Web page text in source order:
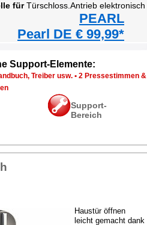
fürTürschloss.Antrieb elektronisch
PEARL
Pearl DE € 99,99*
Support-Elemente:
Treiber usw. • 2 Pressestimmen &
Support-
Bereich
Haustür öffnen
leicht gemacht dank